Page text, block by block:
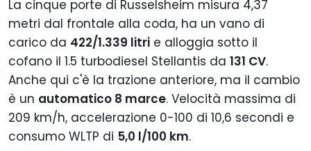
La cinque porte di Russelsheim misura 4,37
metri dal frontale alla coda, ha un vano di
carico da 422/1.339 litri e alloggia sotto il
cofano il 1.5 turbodiesel Stellantis da 131 CV.
Anche qui c'è la trazione anteriore, ma il cambio
è un automatico 8 marce. Velocità massima di
209 km/h, accelerazione 0-100 di 10,6 secondi e
consumo WLTP di 5,0 l/100 km.